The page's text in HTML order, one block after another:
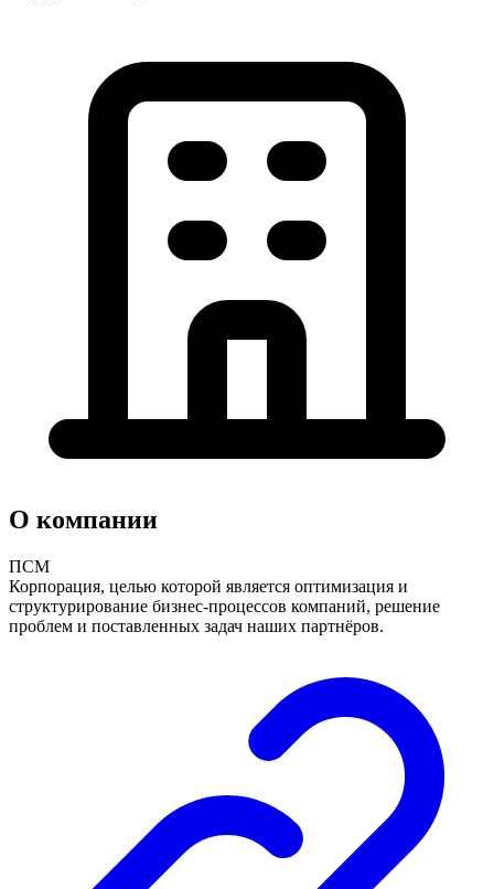
О компании
ПСМ
Корпорация, целью которой является оптимизация и
структурирование бизнес-процессов компаний, решение
проблем и поставленных задач наших партнёров.